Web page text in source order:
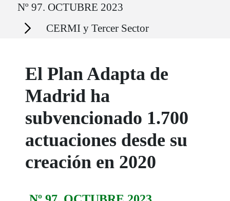
Nº 97. OCTUBRE 2023
Secciones CERMI y Tercer Sector
El Plan Adapta de
Madrid ha
subvencionado 1.700
actuaciones desde su
creación en 2020